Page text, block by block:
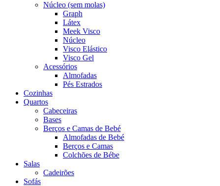
Núcleo (sem molas)
Graph
Látex
Meek Visco
Núcleo
Visco Elástico
Visco Gel
Acessórios
Almofadas
Pés Estrados
Cozinhas
Quartos
Cabeceiras
Bases
Berços e Camas de Bebé
Almofadas de Bebé
Berços e Camas
Colchões de Bébe
Salas
Cadeirões
Sofás